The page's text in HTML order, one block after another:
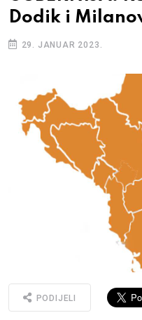
Dodik i
29. JANUAR 2023.
PODIJELI